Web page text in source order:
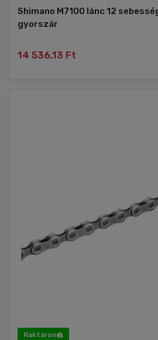
Shimano M7100 lánc 12
gyorszár
14 536,13 Ft
Raktáron